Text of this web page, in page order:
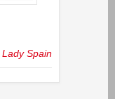
Lady Spain